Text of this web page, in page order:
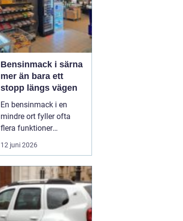
Bensinmack i särna
mer än bara ett
stopp längs vägen
En bensinmack i en
mindre ort fyller ofta
flera funktioner
samtidigt. I Särna, mitt i
norra Dalarna, blir
knutpunkt för både
ortsbor och
genomresande. Här
handlar det om mer än
12 juni 2026